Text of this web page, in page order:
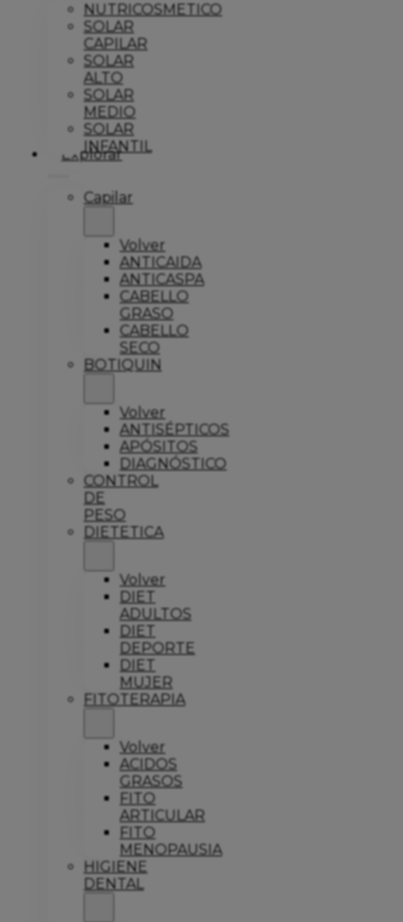
NUTRICOSMETICO
SOLAR
CAPILAR
SOLAR
ALTO
SOLAR
MEDIO
SOLAR
INFANTIL
Explorar
Capilar
Volver
ANTICAIDA
ANTICASPA
CABELLO
GRASO
CABELLO
SECO
BOTIQUIN
Volver
ANTISÉPTICOS
APÓSITOS
DIAGNÓSTICO
CONTROL
DE
PESO
DIETETICA
Volver
DIET
ADULTOS
DIET
DEPORTE
DIET
MUJER
FITOTERAPIA
Volver
ACIDOS
GRASOS
FITO
ARTICULAR
FITO
MENOPAUSIA
HIGIENE
DENTAL